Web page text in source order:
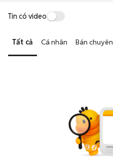
Tin có video
Tất cả Cá nhân Bán chuyên